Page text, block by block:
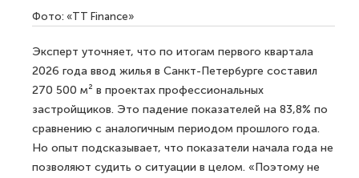
Фото: «TT Finance»
Эксперт уточняет, что по итогам первого квартала
2026 года ввод жилья в Санкт-Петербурге составил
270 500 м² в проектах профессиональных
застройщиков. Это падение показателей на 83,8% по
сравнению с аналогичным периодом прошлого года.
Но опыт подсказывает, что показатели начала года не
позволяют судить о ситуации в целом. «Поэтому не